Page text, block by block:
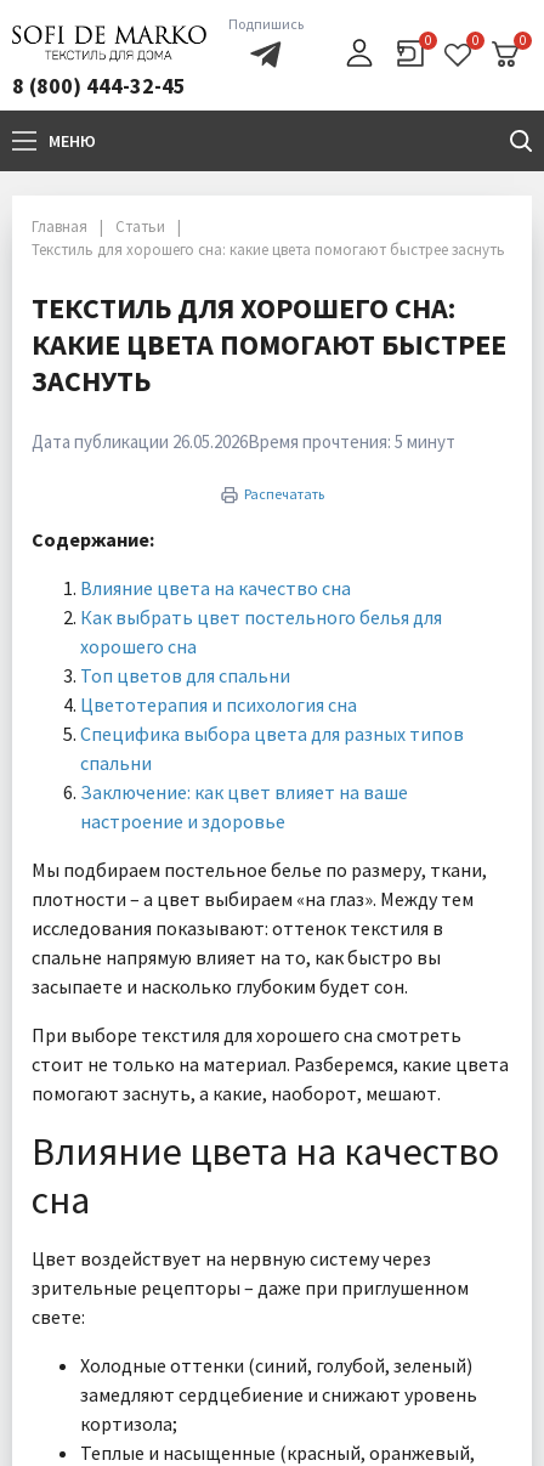
8 (800) 444-32-45
Подпишись
0 0 0
МЕНЮ
Главная
Статьи
Текстиль для хорошего сна: какие цвета помогают быстрее заснуть
ТЕКСТИЛЬ ДЛЯ ХОРОШЕГО СНА:
КАКИЕ ЦВЕТА ПОМОГАЮТ БЫСТРЕЕ
ЗАСНУТЬ
Дата публикации 26.05.2026Время прочтения: 5 минут
Распечатать
Содержание:
Влияние цвета на качество сна
Как выбрать цвет постельного белья для
хорошего сна
Топ цветов для спальни
Цветотерапия и психология сна
Специфика выбора цвета для разных типов
спальни
Заключение: как цвет влияет на ваше
настроение и здоровье
Мы подбираем постельное белье по размеру, ткани,
плотности – а цвет выбираем «на глаз». Между тем
исследования показывают: оттенок текстиля в
спальне напрямую влияет на то, как быстро вы
засыпаете и насколько глубоким будет сон.
При выборе текстиля для хорошего сна смотреть
стоит не только на материал. Разберемся, какие цвета
помогают заснуть, а какие, наоборот, мешают.
Влияние цвета на качество
сна
Цвет воздействует на нервную систему через
зрительные рецепторы – даже при приглушенном
свете:
Холодные оттенки (синий, голубой, зеленый)
замедляют сердцебиение и снижают уровень
кортизола;
Теплые и насыщенные (красный, оранжевый,